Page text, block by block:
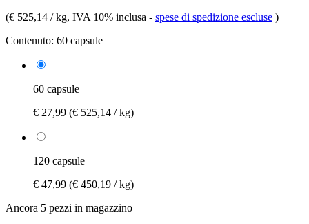
(€ 525,14 / kg, IVA 10% inclusa - spese di spedizione escluse )
Contenuto: 60 capsule
60 capsule
€ 27,99 (€ 525,14 / kg)
120 capsule
€ 47,99 (€ 450,19 / kg)
Ancora 5 pezzi in magazzino